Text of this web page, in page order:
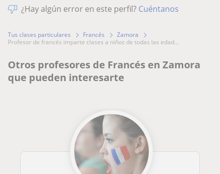
¿Hay algún error en este perfil? Cuéntanos
Tus clases particulares Francés
Zamora
profesor de francés imparte clases a niños de todas las edad...
Otros profesores de Francés en Zamora
que pueden interesarte